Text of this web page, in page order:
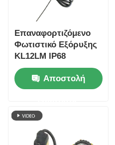
Επαναφορτιζόμενο
Φωτιστικό Εξόρυξης
KL12LM IP68
Αδιάβροχο Φακός
Κεφαλής Εργάτη για
Υπόγεια Χρήση
Αποστολή